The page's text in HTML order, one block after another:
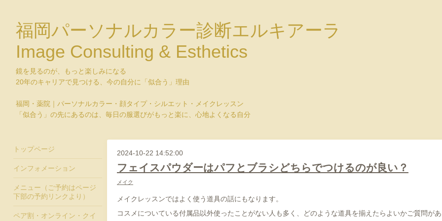
福岡パーソナルカラー診断エルキアーラ
Image Consulting & Esthetics
鏡を見るのが、もっと楽しみになる
20年のキャリアで見つける、今の自分に「似合う」理由
福岡・薬院｜パーソナルカラー・顔タイプ・シルエット・メイクレッスン
「似合う」の先にあるのは、毎日の服選びがもっと楽に、心地よくなる自分
2024-10-22 14:52:00
フェイスパウダーはパフとブラシどちらでつけるのが良い？
メイク
メイクレッスンではよく使う道具の話にもなります。
コスメについている付属品以外使ったことがない人も多く、どのような道具を揃えたらよいかご質問が
トップページ
インフォメーション
メニュー（ご予約はページ
下部の予約リンクより）
ペア割・オンライン・クイ